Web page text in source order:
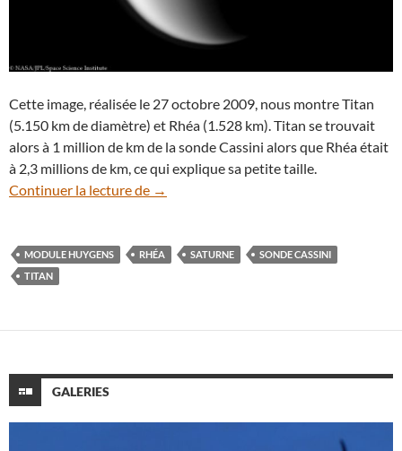
Cette image, réalisée le 27 octobre 2009, nous montre Titan
(5.150 km de diamètre) et Rhéa (1.528 km). Titan se trouvait
alors à 1 million de km de la sonde Cassini alors que Rhéa était
à 2,3 millions de km, ce qui explique sa petite taille.
Continuer la lecture de
Autour de Saturne : quand Titan éclipse
→
MODULE HUYGENS RHÉA SATURNE
SONDE CASSINI
TITAN
GALERIES